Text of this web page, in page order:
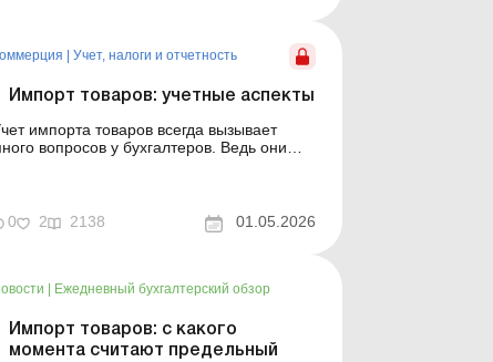
Учет, налоги и отчетность
Импорт товаров: учетные аспекты
импорта товаров всегда вызывает
вопросов у бухгалтеров. Ведь они
разницы по налогу на прибыль
быть при импорте и каковы НДС-
0 2 2138 01.05.2026
| Ежедневный бухгалтерский обзор
Импорт товаров: с какого
момента считают предельный